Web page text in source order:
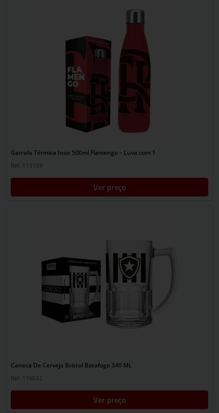
Garrafa Térmica Inox 500ml Flamengo – Luva com 1
Ref: 113133
Ver preço
Caneca De Cerveja Bristol Botafogo 340 ML
Ref: 119032
Ver preço